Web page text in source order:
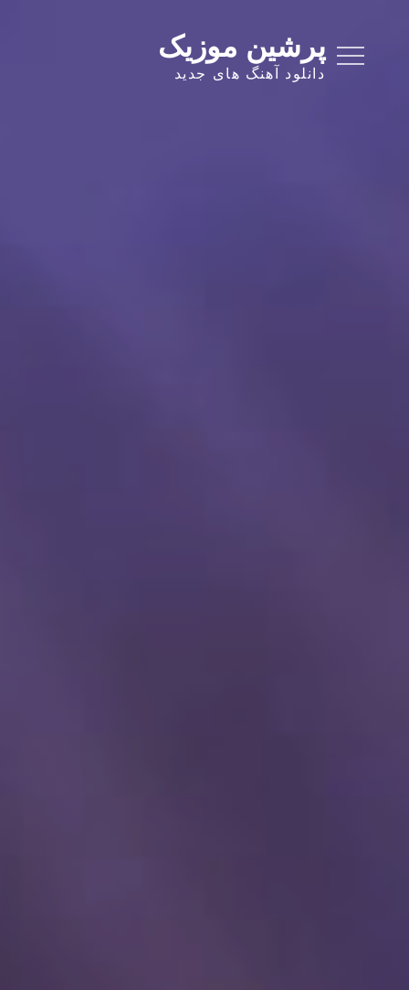
content
پرشین موزیک
دانلود آهنگ های جدید